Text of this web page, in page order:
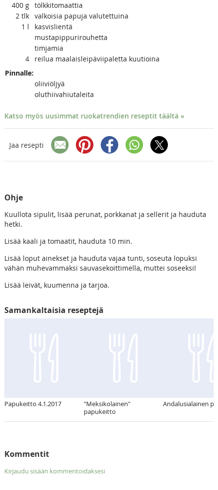
400 g tölkkitomaattia
2 tlk valkoisia papuja valutettuina
1 l
kasvislientä
mustapippurirouhetta
timjamia
4
reilua maalaisleipäviipaletta kuutioina
Pinnalle:
oliiviöljyä
oluthiivahiutaleita
Katso myös uusimmat ruokatrendien reseptit täältä »
Jaa resepti
Ohje
Kuullota sipulit, lisää perunat, porkkanat ja sellerit ja hauduta
hetki.
Lisää kaali ja tomaatit, hauduta 10 min.
Lisää loput ainekset ja hauduta vajaa tunti, soseuta lopuksi
vähän muhevammaksi sauvasekoittimella, muttei soseeksi!
Lisää leivät, kuumenna ja tarjoa.
Samankaltaisia reseptejä
Papukeitto 4.1.2017
"Meksikolainen"
papukeitto
Andalusialainen
Kommentit
Kirjaudu sisään kommentoidaksesi